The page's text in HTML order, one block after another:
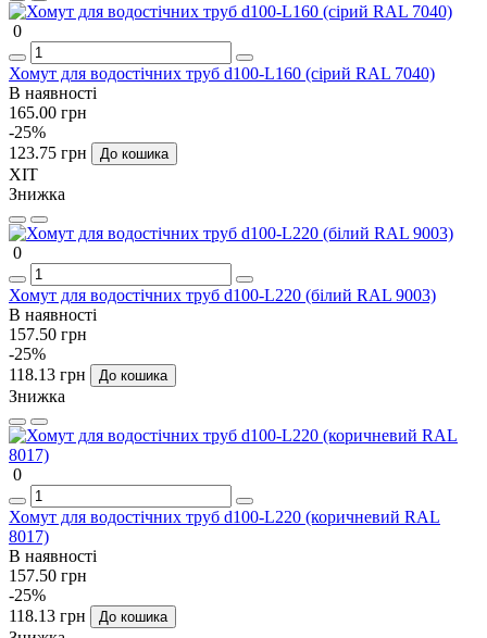
0
Хомут для водостічних труб d100-L160 (сірий RAL 7040)
В наявності
165.00 грн
-25%
123.75 грн
До кошика
ХІТ
Знижка
0
Хомут для водостічних труб d100-L220 (білий RAL 9003)
В наявності
157.50 грн
-25%
118.13 грн
До кошика
Знижка
0
Хомут для водостічних труб d100-L220 (коричневий RAL
8017)
В наявності
157.50 грн
-25%
118.13 грн
До кошика